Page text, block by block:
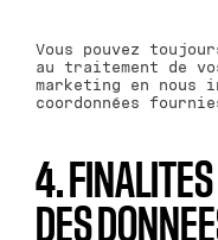
Vous pouvez
au traitement de
marketing en nous
coordonnées
4.
DES